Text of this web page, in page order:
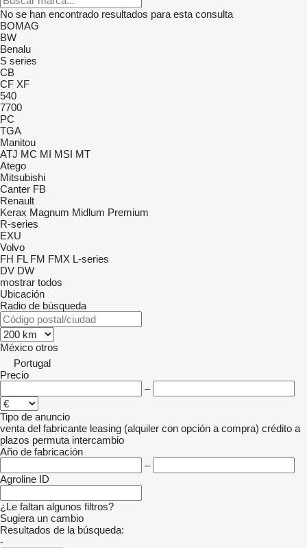
No se han encontrado resultados para esta consulta
BOMAG
BW
Benalu
S series
CB
CF XF
540
7700
PC
TGA
Manitou
ATJ MC MI MSI MT
Atego
Mitsubishi
Canter FB
Renault
Kerax Magnum Midlum Premium
R-series
EXU
Volvo
FH FL FM FMX L-series
DV DW
mostrar todos
Ubicación
Radio de búsqueda
México otros
Portugal
Precio
–
Tipo de anuncio
venta del fabricante leasing (alquiler con opción a compra) crédito a
plazos permuta intercambio
Año de fabricación
–
Agroline ID
¿Le faltan algunos filtros?
Sugiera un cambio
Resultados de la búsqueda:
-